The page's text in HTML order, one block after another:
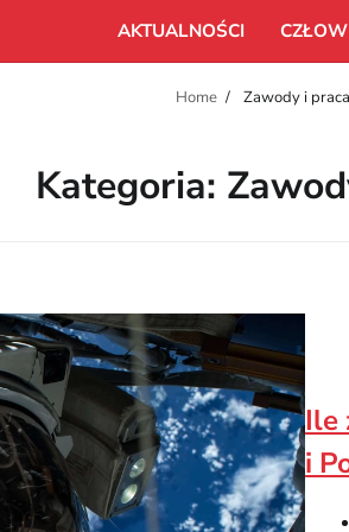
AKTUALNOŚCI
Home Zawody i praca
Kategoria:
Ile
i